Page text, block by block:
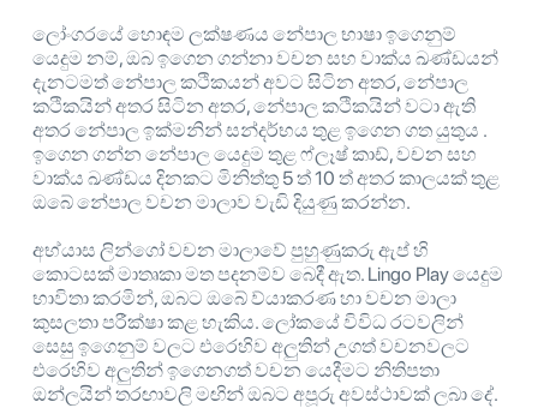
ලෝංගරයේ හොඳම ලක්ෂණය නේපාල භාෂා ඉගෙනුම්
යෙදුම නම්, ඔබ ඉගෙන ගන්නා වචන සහ වාක්ය ඛණ්ඩයන්
දැනටමත් නේපාල කථිකයන් අවට සිටින අතර, නේපාල
කථිකයින් අතර සිටින අතර, නේපාල කථිකයින් වටා ඇති
අතර නේපාල ඉක්මනින් සන්දර්භය තුළ ඉගෙන ගත යුතුය .
ඉගෙන ගන්න නේපාල යෙදුම තුළ ෆ්ලෑෂ් කාඩ්, වචන සහ
වාක්ය ඛණ්ඩය දිනකට මිනිත්තු 5 ත් 10 ත් අතර කාලයක් තුළ
ඔබේ නේපාල වචන මාලාව වැඩි දියුණු කරන්න.
අභ්යාස ලින්ගෝ වචන මාලාවේ පුහුණුකරු ඇප් හි
කොටසක් මාතෘකා මත පදනම්ව බෙදී ඇත. Lingo Play යෙදුම
භාවිතා කරමින්, ඔබට ඔබේ ව්යාකරණ හා වචන මාලා
කුසලතා පරීක්ෂා කළ හැකිය. ලෝකයේ විවිධ රටවලින්
සෙසු ඉගෙනුම් වලට එරෙහිව අලුතින් උගත් වචනවලට
එරෙහිව අලුතින් ඉගෙනගත් වචන යෙදීමට නිතිපතා
ඔන්ලයින් තරඟාවලි මඟින් ඔබට අපූරු අවස්ථාවක් ලබා දේ.